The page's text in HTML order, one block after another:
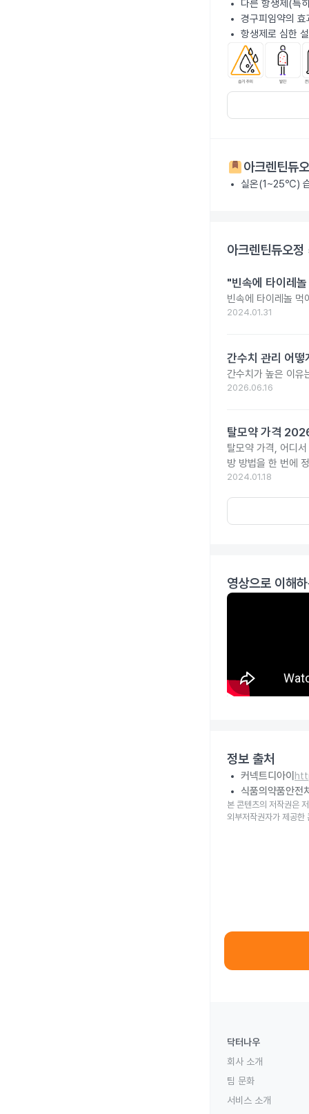
다른 항생제(특
경구피임약의
항생제로 심한
아크렌틴듀
실온(1~25℃)
아크렌틴듀오
"빈속에 타이레
빈속에 타이레놀 먹
2024.01.31
간수치 관리 어
간수치가 높은 이유
2026.06.16
탈모약 가격
탈모약 가격, 어디
방 방법을 한 번에
2024.01.18
영상으로 이해
정보 출처
커넥트디아이
식품의약품안전
본 콘텐츠의 저작권은
외부저작권자가 제공한
닥터나우
회사 소개
팀 문화
서비스 소개